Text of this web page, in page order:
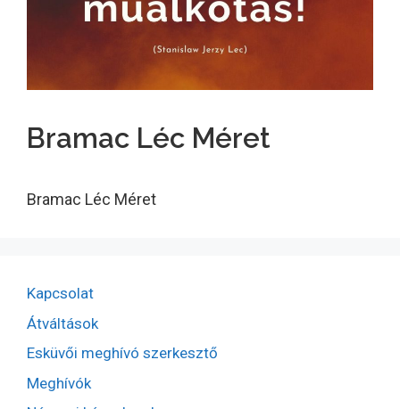
Bramac Léc Méret
Bramac Léc Méret
Kapcsolat
Átváltások
Esküvői meghívó szerkesztő
Meghívók